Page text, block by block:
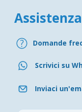
Domande
Scrivici su
Inviaci